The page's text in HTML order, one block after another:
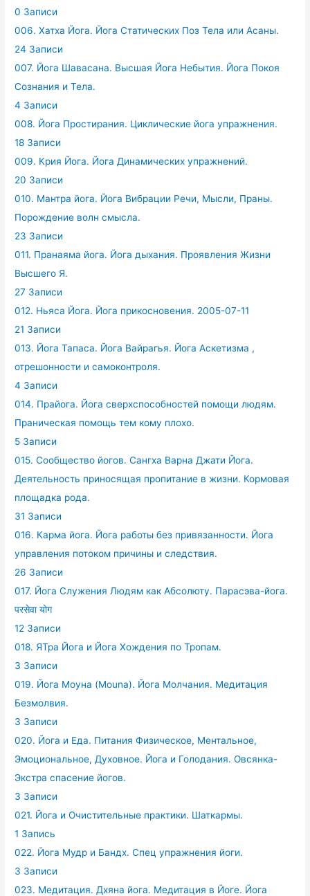
0 Записи
006. Хатха Йога. Йога Статических Поз Тела или Асаны.
24 Записи
007. Йога Шавасана. Высшая Йога Небытия. Йога Покоя
Сознания и Тела.
4 Записи
008. Йога Простирания. Циклические йога упражнения.
18 Записи
009. Крия Йога. Йога Динамических упражнений.
20 Записи
010. Мантра йога. Йога Вибрации Речи, Мысли, Праны.
Порождение волн смысла.
23 Записи
011. Пранаяма йога. Йога дыхания. Проявления Жизни
Высшего Я.
27 Записи
012. Ньяса Йога. Йога прикосновения. 2005-07-11
21 Записи
013. Йога Тапаса. Йога Вайрагья. Йога Аскетизма ,
отрешонности и самоконтроля.
4 Записи
014. Прайога. Йога сверхспособностей помощи людям.
Праническая помощь тем кому плохо.
5 Записи
015. Сообщество йогов. Сангха Варна Джати Йога.
Деятельность приносящая пропитание в жизни. Кормовая
площадка рода.
31 Записи
016. Карма йога. Йога работы без привязанности. Йога
управления потоком причины и следствия.
26 Записи
017. Йога Служения Людям как Абсолюту. Парасэва-йога.
परसेवा योग
12 Записи
018. ЯТра Йога и Йога Хождения по Тропам.
3 Записи
019. Йога Моуна (Mouna). Йога Молчания. Медитация
Безмолвия.
3 Записи
020. Йога и Еда. Питания Физическое, Ментальное,
Эмоциональное, Духовное. Йога и Голодания. Овсянка-
Экстра спасение йогов.
3 Записи
021. Йога и Очистительные практики. Шаткармы.
1 Запись
022. Йога Мудр и Бандх. Спец упражнения йоги.
3 Записи
023. Медитация. Дхяна йога. Медитация в Йоге. Йога